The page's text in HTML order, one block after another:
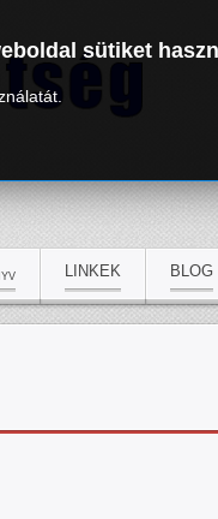
LINKEK BLOG
sütiket